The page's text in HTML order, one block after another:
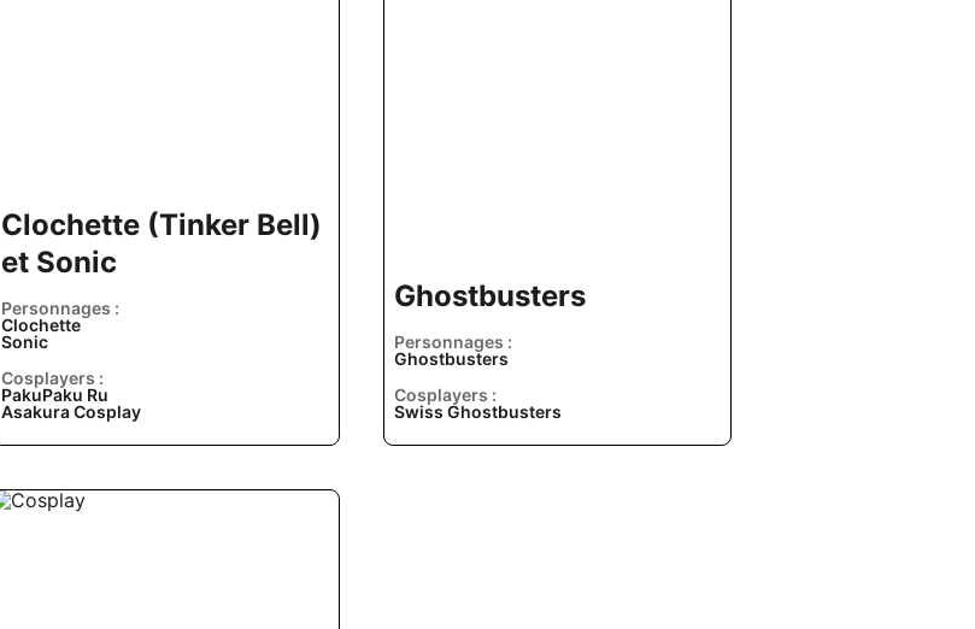
Clochette (Tinker Bell)
et Sonic
Personnages :
Clochette
Sonic
Cosplayers :
PakuPaku Ru
Asakura Cosplay
Ghostbusters
Personnages :
Ghostbusters
Cosplayers :
Swiss Ghostbusters